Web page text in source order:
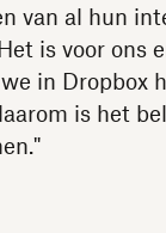
van al hun
is voor ons
in Dropbox
is het